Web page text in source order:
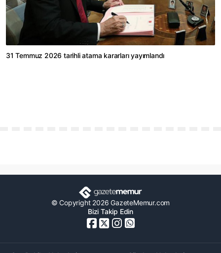
31 Temmuz 2026 tarihli atama kararları yayımlandı
© Copyright 2026 GazeteMemur.com
Bizi Takip Edin